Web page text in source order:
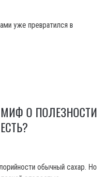
уже превратился в
О ПОЛЕЗНОСТИ
обычный сахар. Но